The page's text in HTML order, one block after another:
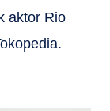
aktor Rio